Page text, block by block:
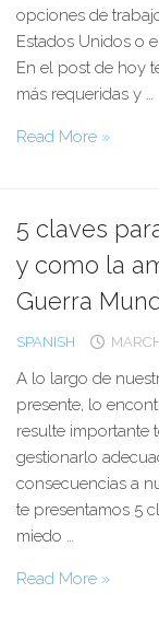
opciones de
Estados Unidos o
En el post de hoy
más requeridas y …
Opciones
desde
casa
en
Estados
–
Teletrabajo
en
EE.
UU.
2022
Read More »
5 claves
y como la
Guerra
SPANISH
A lo largo de
presente, lo
resulte importante
gestionarlo
consecuencias a
te presentamos 5
miedo …
5
Read More »